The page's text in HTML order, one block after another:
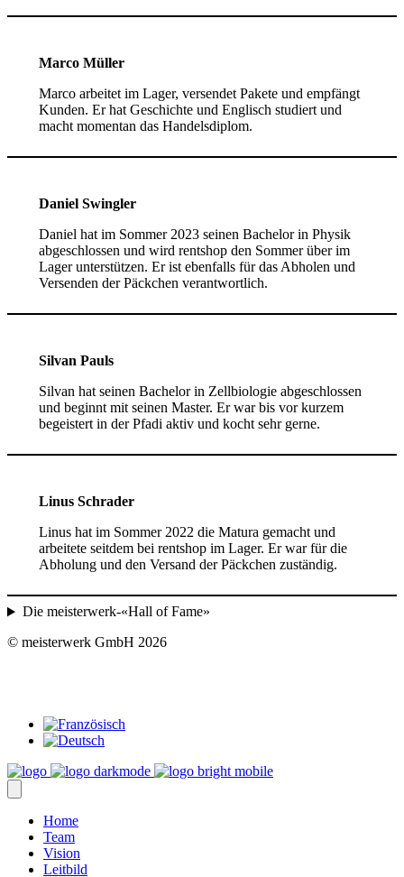
Marco Müller
Marco arbeitet im Lager, versendet Pakete und empfängt
Kunden. Er hat Geschichte und Englisch studiert und
macht momentan das Handelsdiplom.
Daniel Swingler
Daniel hat im Sommer 2023 seinen Bachelor in Physik
abgeschlossen und wird rentshop den Sommer über im
Lager unterstützen. Er ist ebenfalls für das Abholen und
Versenden der Päckchen verantwortlich.
Silvan Pauls
Silvan hat seinen Bachelor in Zellbiologie abgeschlossen
und beginnt mit seinen Master. Er war bis vor kurzem
begeistert in der Pfadi aktiv und kocht sehr gerne.
Linus Schrader
Linus hat im Sommer 2022 die Matura gemacht und
arbeitete seitdem bei rentshop im Lager. Er war für die
Abholung und den Versand der Päckchen zuständig.
Die meisterwerk-«Hall of Fame»
© meisterwerk GmbH 2026
Home
Team
Vision
Leitbild